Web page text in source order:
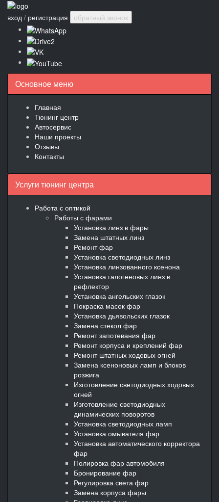
вход / регистрация обратный звонок
Основное меню
Главная
Тюнинг центр
Автосервис
Наши проекты
Отзывы
Контакты
Услуги тюнинг центра
Работа с оптикой
Работы с фарами
Установка линз в фары
Замена штатных линз
Ремонт фар
Установка светодиодных линз
Установка линзованного ксенона
Установка галогеновых линз в
рефлектор
Установка ангельских глазок
Покраска масок фар
Установка дьявольских глазок
Замена стекол фар
Ремонт запотевания фар
Ремонт корпуса и креплений фар
Ремонт штатных ходовых огней
Замена ксеноновых ламп и блоков
розжига
Изготовление светодиодных ходовых
огней
Изготовление светодиодных
динамических поворотов
Установка светодиодных ламп
Установка омывателя фар
Установка автоматического корректора
фар
Полировка фар автомобиля
Бронирование фар
Регулировка света фар
Замена корпуса фары